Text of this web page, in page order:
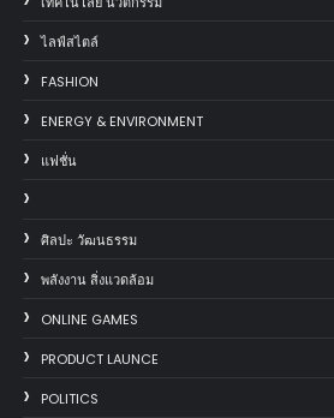
ไลฟ์สไตล์
FASHION
ENERGY & ENVIRONMENT
แฟชั่น
ศิลปะ วัฒนธรรม
พลังงาน สิ่งแวดล้อม
ONLINE GAMES
PRODUCT LAUNCE
POLITICS